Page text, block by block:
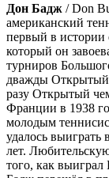
Дон Бадж / Don
американский
первый в истории
который он
турниров
дважды
разу Открытый
Франции в 1938
молодым
удалось выиграть
лет.
того, как